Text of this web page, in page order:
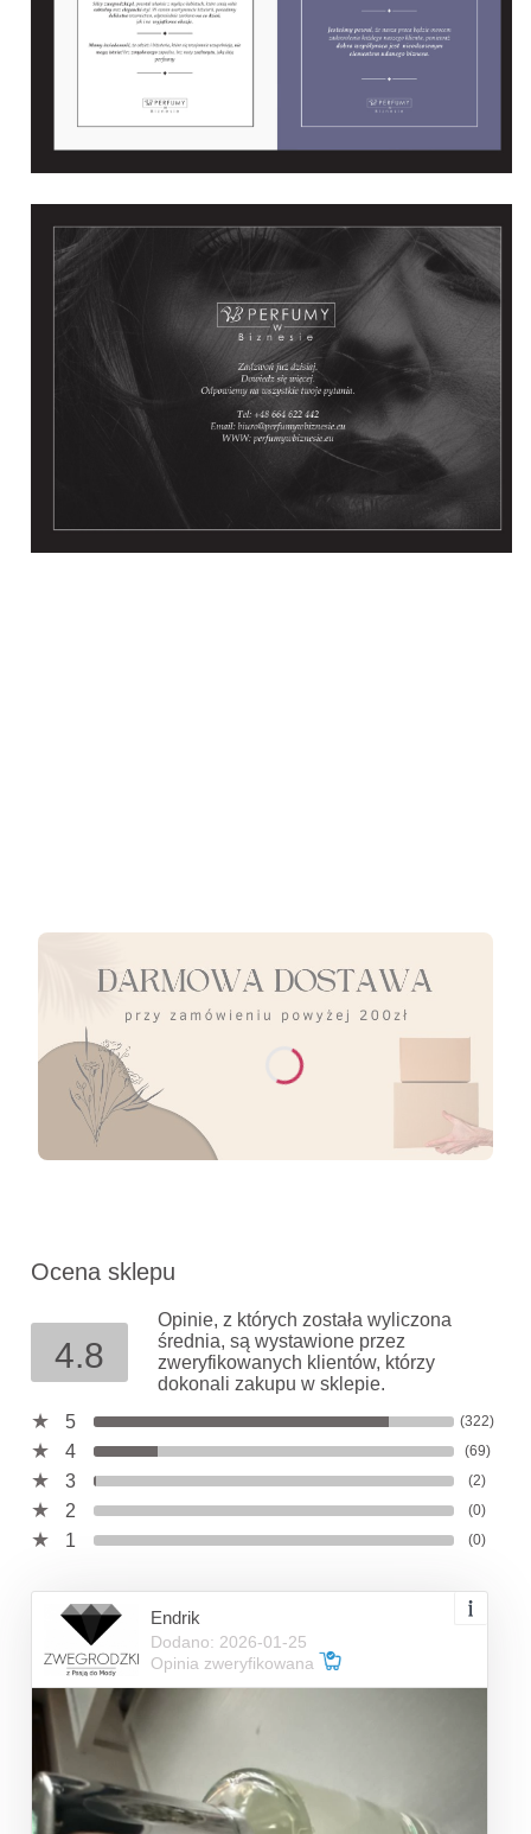
Ocena sklepu
4.8
Opinie, z których została wyliczona
średnia, są wystawione przez
zweryfikowanych klientów, którzy
dokonali zakupu w sklepie.
5
(322)
4 (69)
3 (2)
2 (0)
1 (0)
Endrik
Dodano: 2026-01-25
Opinia zweryfikowana